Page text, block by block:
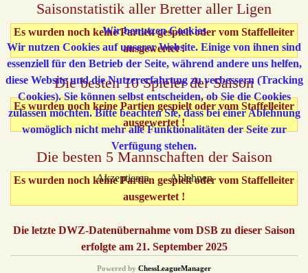
Saisonstatistik aller Bretter aller Ligen
Es wurden noch keine Partien gespielt oder vom Staffelleiter
ausgewertet !
Die besten 10 Spieler der Saison
Es wurden noch keine Partien gespielt oder vom Staffelleiter
ausgewertet !
Die besten 5 Mannschaften der Saison
Es wurden noch keine Partien gespielt oder vom Staffelleiter
ausgewertet !
Die letzte DWZ-Datenübernahme vom DSB zu dieser Saison
erfolgte am 21. September 2025
Powered by ChessLeagueManager
Wir benutzen Cookies
Wir nutzen Cookies auf unserer Website. Einige von ihnen sind
essenziell für den Betrieb der Seite, während andere uns helfen,
diese Website und die Nutzererfahrung zu verbessern (Tracking
Cookies). Sie können selbst entscheiden, ob Sie die Cookies
zulassen möchten. Bitte beachten Sie, dass bei einer Ablehnung
womöglich nicht mehr alle Funktionalitäten der Seite zur
Verfügung stehen.
Akzeptieren Ablehnen